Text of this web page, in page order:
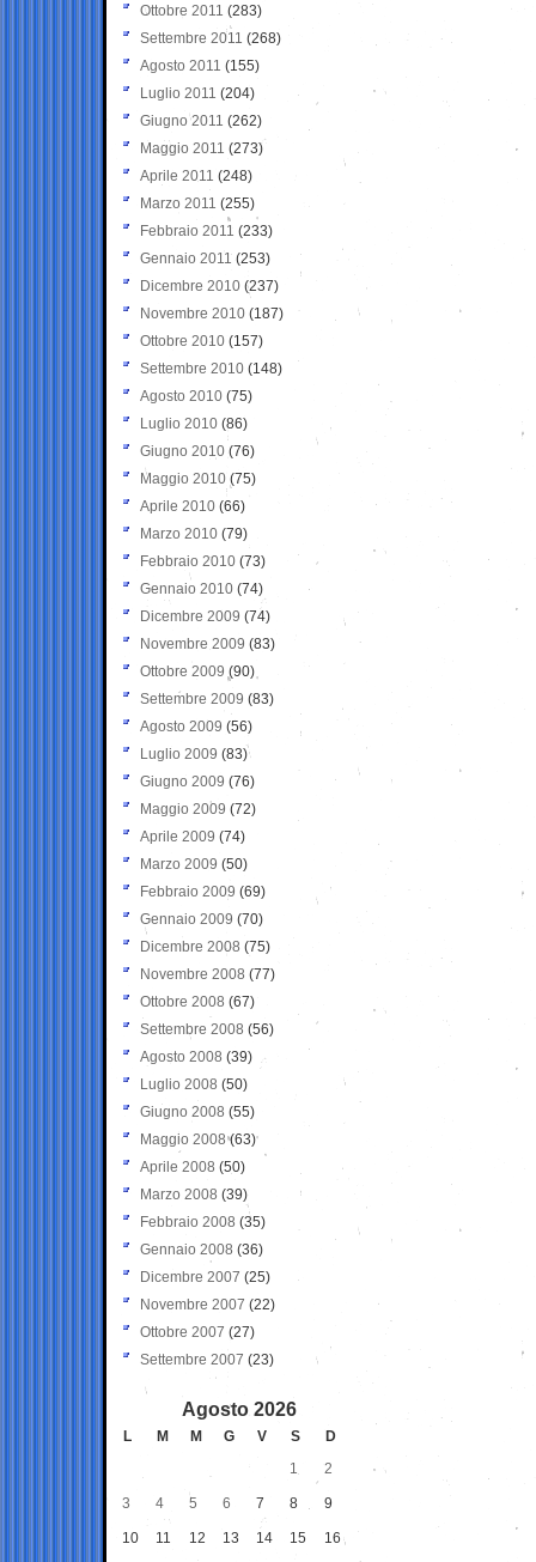
Ottobre 2011 (283)
Settembre 2011 (268)
Agosto 2011 (155)
Luglio 2011 (204)
Giugno 2011 (262)
Maggio 2011 (273)
Aprile 2011 (248)
Marzo 2011 (255)
Febbraio 2011 (233)
Gennaio 2011 (253)
Dicembre 2010 (237)
Novembre 2010 (187)
Ottobre 2010 (157)
Settembre 2010 (148)
Agosto 2010 (75)
Luglio 2010 (86)
Giugno 2010 (76)
Maggio 2010 (75)
Aprile 2010 (66)
Marzo 2010 (79)
Febbraio 2010 (73)
Gennaio 2010 (74)
Dicembre 2009 (74)
Novembre 2009 (83)
Ottobre 2009 (90)
Settembre 2009 (83)
Agosto 2009 (56)
Luglio 2009 (83)
Giugno 2009 (76)
Maggio 2009 (72)
Aprile 2009 (74)
Marzo 2009 (50)
Febbraio 2009 (69)
Gennaio 2009 (70)
Dicembre 2008 (75)
Novembre 2008 (77)
Ottobre 2008 (67)
Settembre 2008 (56)
Agosto 2008 (39)
Luglio 2008 (50)
Giugno 2008 (55)
Maggio 2008(63)
Aprile 2008 (50)
Marzo 2008 (39)
Febbraio 2008 (35)
Gennaio 2008 (36)
Dicembre 2007 (25)
Novembre 2007 (22)
Ottobre 2007 (27)
Settembre 2007 (23)
Agosto 2026
L M M G V S
D
1
2
3 4 5 6 7 8 9
10 11 12 13 14 15 16